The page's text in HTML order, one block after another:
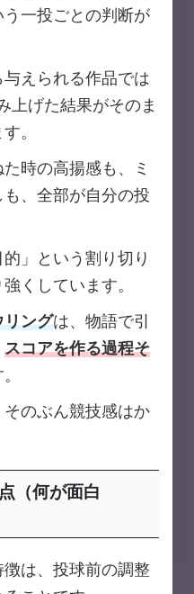
一投ごとの判断が
えられる作品では
上げた結果がそのま
。
時の高揚感も、ミ
、全部が自分の投
」という割り切り
くしています。
リングは、物語で引
スコアを作る過程そ
のぶん競技感はか
（何が面白
は、投球前の調整